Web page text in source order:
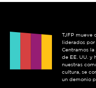
TJFP mueve
liderados
Centramos la
de EE. UU. y
nuestras
cultura, se
un demonio